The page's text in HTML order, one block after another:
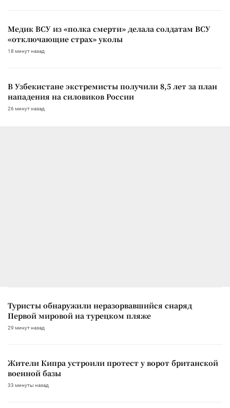
Медик ВСУ из «полка смерти» делала солдатам ВСУ
«отключающие страх» уколы
18 минут назад
В Узбекистане экстремисты получили 8,5 лет за план
нападения на силовиков России
26 минут назад
Туристы обнаружили неразорвавшийся снаряд
Первой мировой на турецком пляже
29 минут назад
Жители Кипра устроили протест у ворот британской
военной базы
33 минуты назад